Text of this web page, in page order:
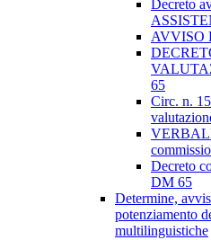
Decreto
AVVISO
65
Circ. n.
Decreto
DM 65
Determine,
potenziamento
multilinguistiche